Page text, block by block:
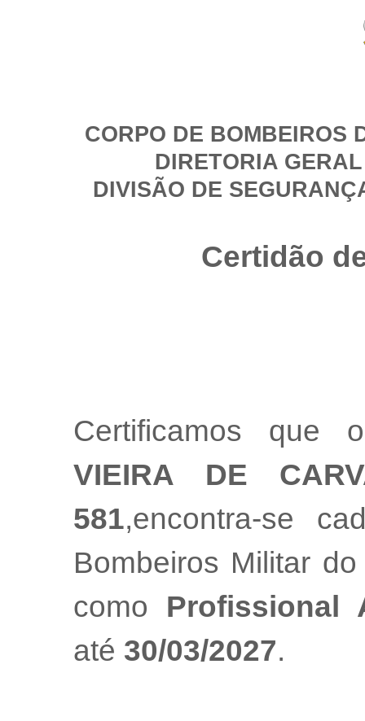
CORPO DE BOMBEIROS
DIRETORIA
DIVISÃO DE
Certidão
Certificamos que
VIEIRA DE
581,encontra-se
Bombeiros Militar
como Profissional
até 30/03/2027.